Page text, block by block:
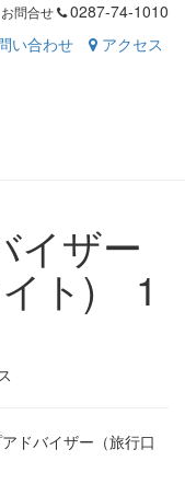
問合せ
0287-74-1010
い合わせ アクセス
イザー
イト) 1
ドバイザー（旅行口